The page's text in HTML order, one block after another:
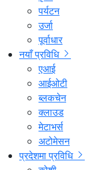
पर्यटन
उर्जा
पूर्वाधार
नयाँ प्रविधि
एआई
आईओटी
ब्लकचेन
क्लाउड
मेटाभर्स
अटोमेसन
प्रदेशमा प्रविधि